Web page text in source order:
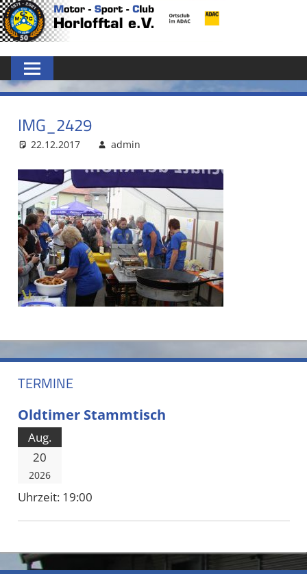
Zum
Inhalt
MSC
HORLOFFTAL
E.V.
IMG_2429
22.12.2017 admin
TERMINE
Oldtimer Stammtisch
Aug.
20
2026
Uhrzeit: 19:00